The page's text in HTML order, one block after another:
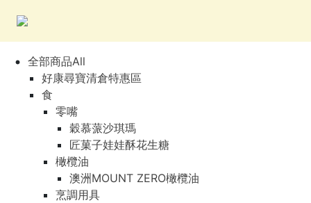
全部商品All
好康尋寶清倉特惠區
食
零嘴
穀慕蒎沙琪瑪
匠菓子娃娃酥花生糖
橄欖油
澳洲MOUNT ZERO橄欖油
烹調用具